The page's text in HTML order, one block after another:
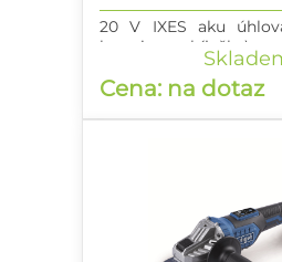
20 V IXES aku
baterie a nabíječky)
Cena: na dotaz